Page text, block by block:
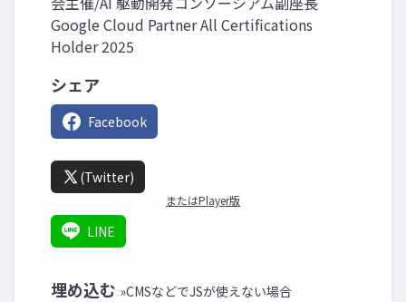
Google Cloud Partner All Certifications
Holder 2025
シェア
Facebook
(Twitter)
またはPlayer版
LINE
埋め込む »CMSなどでJSが使えない場合